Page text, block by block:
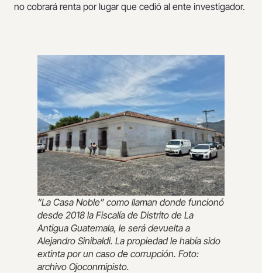
no cobrará renta por lugar que cedió al ente investigador.
“La Casa Noble” como llaman donde funcionó
desde 2018 la Fiscalía de Distrito de La
Antigua Guatemala, le será devuelta a
Alejandro Sinibaldi. La propiedad le había sido
extinta por un caso de corrupción. Foto:
archivo Ojoconmipisto.